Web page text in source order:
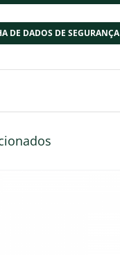
DE DADOS DE SEGURANÇA